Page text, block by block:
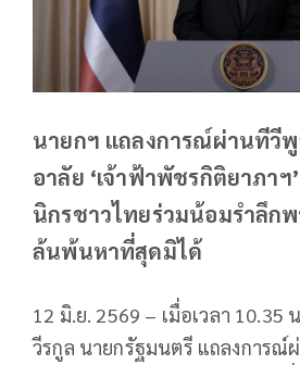
นายกฯ แถลงการณ์ผ่านทีวี
อาลัย ‘เจ้าฟ้าพัชรกิติยาภา
นิกรชาวไทยร่วมน้อมรำลึก
ล้นพ้นหาที่สุดมิได้
12 มิ.ย. 2569 – เมื่อเวลา
วีรกูล นายกรัฐมนตรี แถลงการณ์